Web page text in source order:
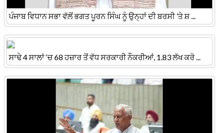
ਪੰਜਾਬ ਵਿਧਾਨ ਸਭਾ ਵੱਲੋਂ ਭਗਤ ਪੂਰਨ ਸਿੰਘ ਨੂੰ ਉਨ੍ਹਾਂ ਦੀ ਬਰਸੀ ’ਤੇ ਸ਼ ...
ਸਾਢੇ 4 ਸਾਲਾਂ ‘ਚ 68 ਹਜ਼ਾਰ ਤੋਂ ਵੱਧ ਸਰਕਾਰੀ ਨੌਕਰੀਆਂ, 1.83 ਲੱਖ ਕਰੋ ...